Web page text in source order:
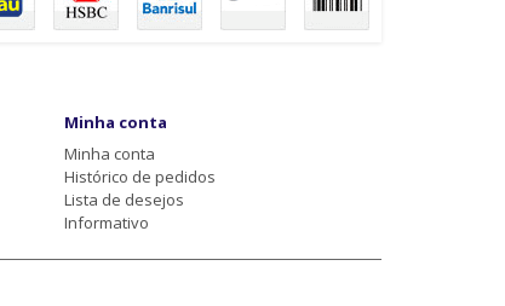
Minha conta
Minha conta
Histórico de pedidos
Lista de desejos
Informativo